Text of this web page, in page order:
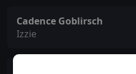
Cadence Goblirsch
Izzie